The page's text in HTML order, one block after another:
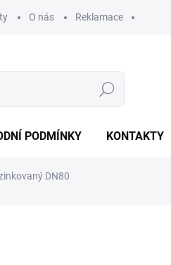
O nás Reklamace
Hledat
PODMÍNKY KONTAKTY
DN80